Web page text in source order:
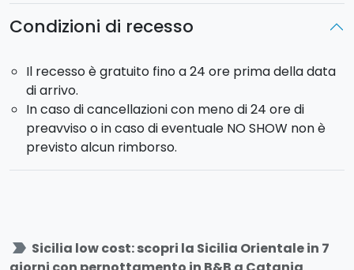
Colazione in b&b e giornata libera.
fare:
Tour guidato di Siracusa e Noto
Tour in gommone a Siracusa
Lezione di cucina sulla cassata siciliana
Tour a cavallo tra le campagne siracusane
siciliani:imparerete tutti i segreti del dolce
Condizioni di recesso
Il recesso è gratuito fino a 24 ore prima della data
di arrivo.
In caso di cancellazioni con meno di 24 ore di
preavviso o in caso di eventuale NO SHOW non è
previsto alcun rimborso.
label_important Sicilia low cost: scopri la Sicilia Orientale in 7